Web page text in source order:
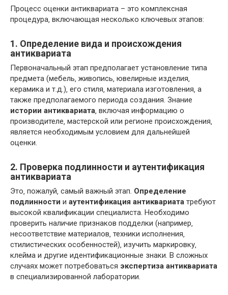
Процесс оценки антиквариата – это комплексная
процедура‚ включающая несколько ключевых этапов:
1. Определение вида и происхождения
антиквариата
Первоначальный этап предполагает установление типа
предмета (мебель‚ живопись‚ ювелирные изделия‚
керамика и т.д.)‚ его стиля‚ материала изготовления‚ а
также предполагаемого периода создания. Знание
истории антиквариата‚ включая информацию о
производителе‚ мастерской или регионе происхождения‚
является необходимым условием для дальнейшей
оценки.
2. Проверка подлинности и аутентификация
антиквариата
Это‚ пожалуй‚ самый важный этап. Определение
подлинности и аутентификация антиквариата требуют
высокой квалификации специалиста. Необходимо
проверить наличие признаков подделки (например‚
несоответствие материалов‚ техники исполнения‚
стилистических особенностей)‚ изучить маркировку‚
клейма и другие идентификационные знаки. В сложных
случаях может потребоваться экспертиза антиквариата
в специализированной лаборатории.